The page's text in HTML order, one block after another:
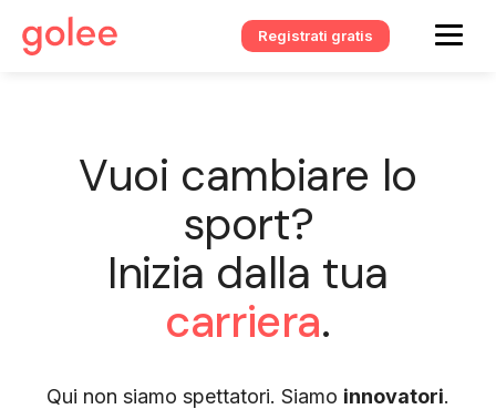
Registrati gratis
Vuoi cambiare lo
sport?
Inizia dalla tua
carriera.
Qui non siamo spettatori. Siamo innovatori.